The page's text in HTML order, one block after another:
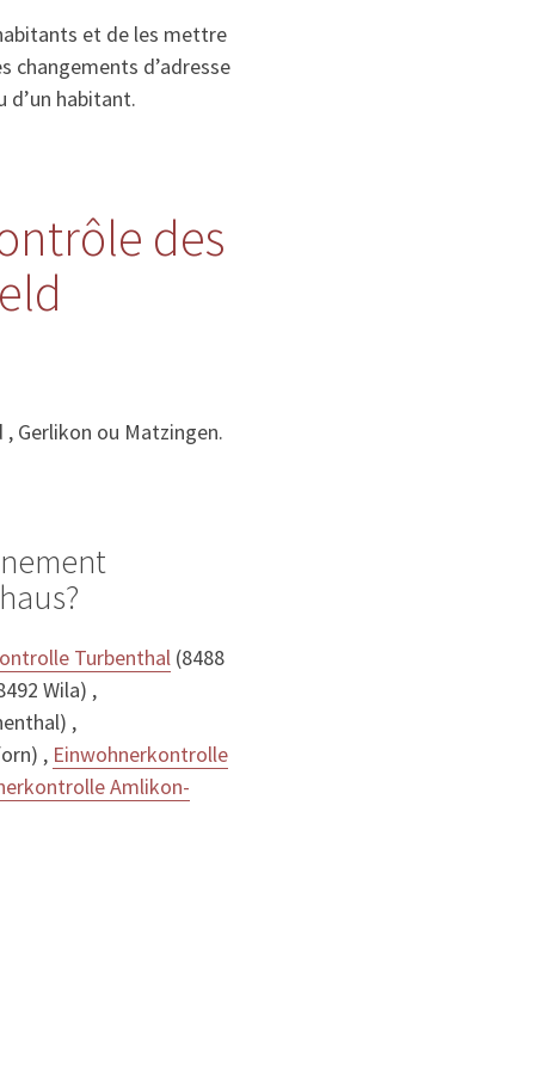
et de les mettre
changements d’adresse
d’un habitant.
des
Gerlikon ou Matzingen.
Turbenthal (8488
Wila) ,
,
, Einwohnerkontrolle
Amlikon-